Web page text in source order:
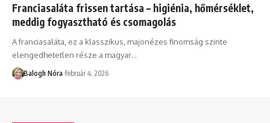
Franciasaláta frissen tartása – higiénia, hőmérséklet,
meddig fogyasztható és csomagolás
A franciasaláta, ez a klasszikus, majonézes finomság szinte
elengedhetetlen része a magyar…
Balogh Nóra február 4, 2026